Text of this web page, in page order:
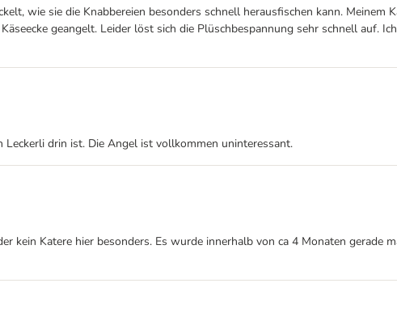
wie sie die Knabbereien besonders schnell herausfischen kann. Meinem
geangelt. Leider löst sich die Plüschbespannung sehr schnell auf.
drin ist. Die Angel ist vollkommen uninteressant.
kein Katere hier besonders. Es wurde innerhalb von ca 4 Monaten gerade